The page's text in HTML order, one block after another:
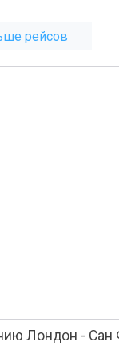
рейсов
Лондон - Сан